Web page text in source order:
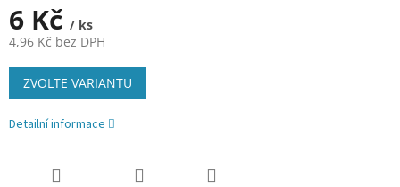
6 Kč / ks
4,96 Kč bez DPH
Měrná
cena:
ZVOLTE VARIANTU
Detailní informace